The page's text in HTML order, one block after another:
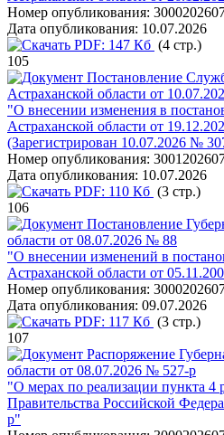
Номер опубликования:
Дата опубликования: 10.07.2026
PDF: 147 Кб (4 стр.)
105
Постановление
Астраханской области от
"О внесении изменения в
Астраханской области от
(Зарегистрирован 10.07.2026 №
Номер опубликования:
Дата опубликования: 10.07.2026
PDF: 110 Кб (3 стр.)
106
Постановление
области от 08.07.2026 № 88
"О внесении изменений в
Астраханской области от
Номер опубликования:
Дата опубликования: 09.07.2026
PDF: 117 Кб (3 стр.)
107
Распоряжение
области от 08.07.2026 № 527-р
"О мерах по реализации пункта 4
Правительства Российской
р"